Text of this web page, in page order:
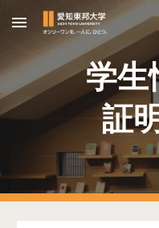
Skip to main content
学生
証